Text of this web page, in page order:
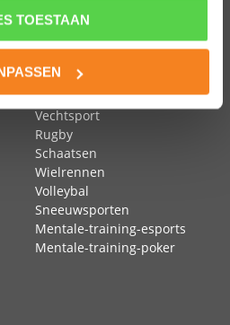
TOESTAAN
Tennis
Turnen
Vechtsport
Rugby
Schaatsen
Wielrennen
Volleybal
Sneeuwsporten
Mentale-training-esports
Mentale-training-poker